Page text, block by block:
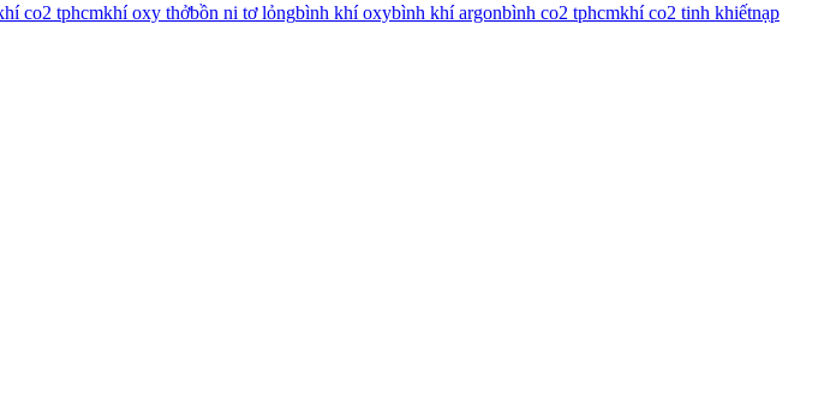
co2 tphcmkhí oxy thởbồn ni tơ lỏngbình khí oxybình khí argonbình co2 tphcmkhí co2 tinh khiếtnạp